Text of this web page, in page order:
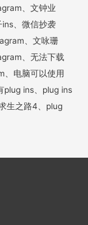
、文钟业
、微信抄袭
、文咏珊
、无法下载
、电脑可以使用
plug ins、plug ins
生之路4、plug